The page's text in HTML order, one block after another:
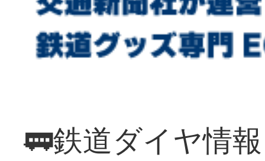
🚃鉄道ダイヤ情